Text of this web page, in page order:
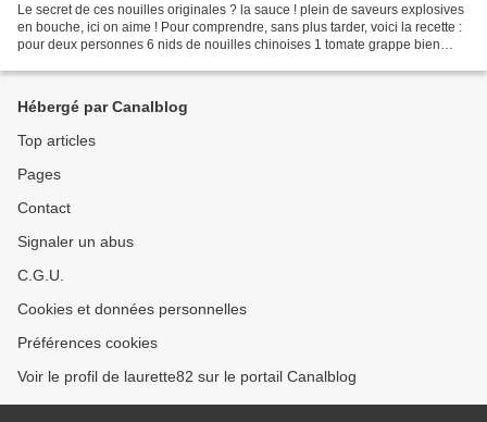
Le secret de ces nouilles originales ? la sauce ! plein de saveurs explosives
en bouche, ici on aime ! Pour comprendre, sans plus tarder, voici la recette :
pour deux personnes 6 nids de nouilles chinoises 1 tomate grappe bien
Hébergé par Canalblog
Top articles
Pages
Contact
Signaler un abus
C.G.U.
Cookies et données personnelles
Préférences cookies
Voir le profil de laurette82 sur le portail Canalblog